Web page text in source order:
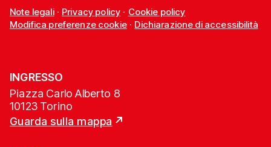
Note legali· Privacy policy · Cookie policy
Modifica preferenze cookie· Dichiarazione di accessibilità
INGRESSO
Piazza Carlo Alberto 8
10123 Torino
Guarda sulla mappa